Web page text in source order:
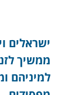
ישראלים
ממשיך
למיניהם